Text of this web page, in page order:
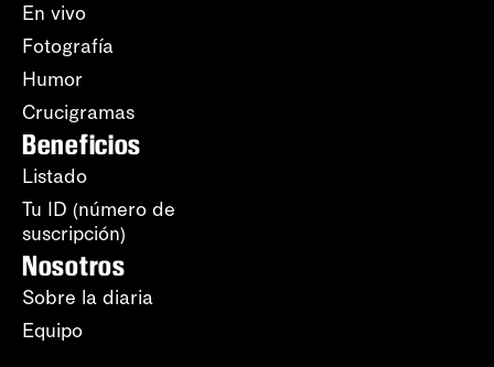
En vivo
Fotografía
Humor
Crucigramas
Beneficios
Listado
Tu ID (número de
suscripción)
Nosotros
Sobre la diaria
Equipo